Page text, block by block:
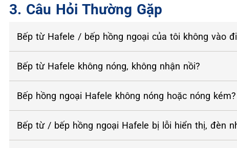
3. Câu Hỏi Thường Gặp
Bếp từ Hafele / bếp hồng ngoại của tôi không vào
Bếp từ Hafele không nóng, không nhận nồi?
Bếp hồng ngoại Hafele không nóng hoặc nóng kém?
Bếp từ / bếp hồng ngoại Hafele bị lỗi hiển thị, đèn